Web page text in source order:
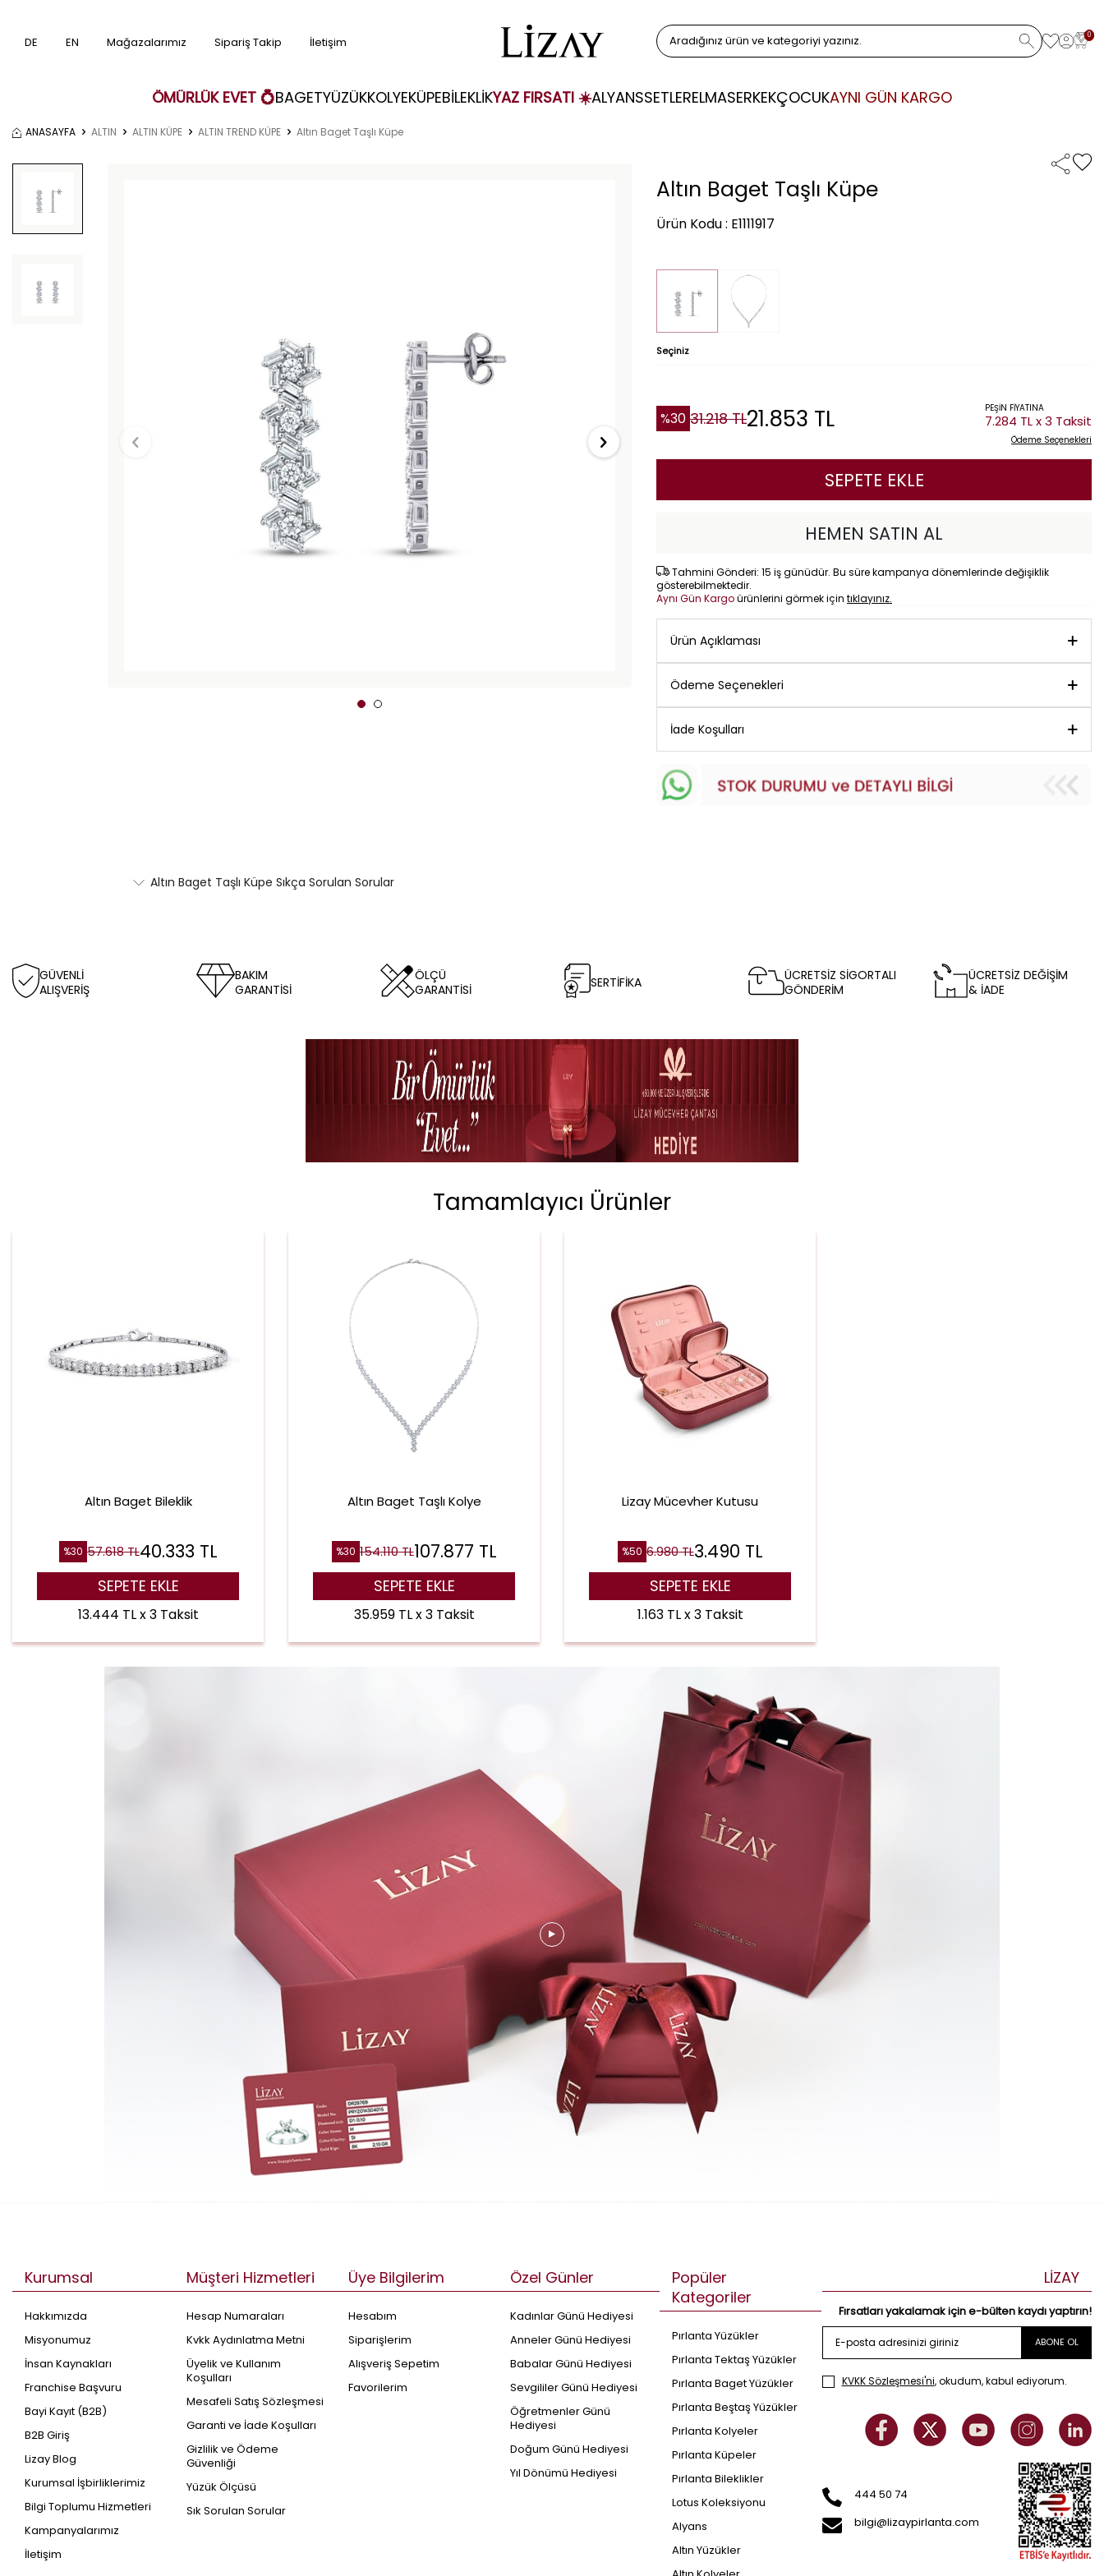
DE EN Mağazalarımız Sipariş Takip İletişim 0
ÖMÜRLÜK EVET 💍BAGETYÜZÜKKOLYEKÜPEBİLEKLİKYAZ FIRSATI ☀️ALYANSSETLERELMASERKEKÇOCUKAYNI GÜN KARGO
ANASAYFA ALTIN ALTIN KÜPE ALTIN TREND KÜPE Altın Baget Taşlı Küpe
Altın Baget Taşlı Küpe
Ürün Kodu : E1111917
Seçiniz
%30 31.218TL21.853 TL PEŞİN FİYATINA
7.284 TL x 3 Taksit
Ödeme Seçenekleri
SEPETE EKLE
HEMEN SATIN AL
Tahmini Gönderi: 15 iş günüdür. Bu süre kampanya dönemlerinde değişiklik
gösterebilmektedir.
Aynı Gün Kargoürünlerini görmek için tıklayınız.
Ürün Açıklaması
Ödeme Seçenekleri
İade Koşulları
Altın Baget Taşlı Küpe Sıkça Sorulan Sorular
GÜVENLİ
ALIŞVERİŞ
BAKIM
GARANTİSİ
ÖLÇÜ
GARANTİSİ
SERTİFİKA
ÜCRETSİZ SİGORTALI
GÖNDERİM
ÜCRETSİZ DEĞİŞİM
& İADE
Tamamlayıcı Ürünler
Altın Baget Bileklik
%30 57.618TL40.333 TL
SEPETE EKLE
13.444 TL x 3 Taksit
Altın Baget Taşlı Kolye
%30 154.110TL107.877 TL
SEPETE EKLE
35.959 TL x 3 Taksit
Lizay Mücevher Kutusu
%50 6.980TL3.490 TL
SEPETE EKLE
1.163 TL x 3 Taksit
Kurumsal
Hakkımızda
Misyonumuz
İnsan Kaynakları
Franchise Başvuru
Bayi Kayıt (B2B)
B2B Giriş
Lizay Blog
Kurumsal İşbirliklerimiz
Bilgi Toplumu Hizmetleri
Kampanyalarımız
İletişim
Müşteri Hizmetleri
Hesap Numaraları
Kvkk Aydınlatma Metni
Üyelik ve Kullanım
Koşulları
Mesafeli Satış Sözleşmesi
Garanti ve İade Koşulları
Gizlilik ve Ödeme
Güvenliği
Yüzük Ölçüsü
Sık Sorulan Sorular
Üye Bilgilerim
Hesabım
Siparişlerim
Alışveriş Sepetim
Favorilerim
Özel Günler
Kadınlar Günü Hediyesi
Anneler Günü Hediyesi
Babalar Günü Hediyesi
Sevgililer Günü Hediyesi
Öğretmenler Günü
Hediyesi
Doğum Günü Hediyesi
Yıl Dönümü Hediyesi
Popüler
Kategoriler
Pırlanta Yüzükler
Pırlanta Tektaş Yüzükler
Pırlanta Baget Yüzükler
Pırlanta Beştaş Yüzükler
Pırlanta Kolyeler
Pırlanta Küpeler
Pırlanta Bileklikler
Lotus Koleksiyonu
Alyans
Altın Yüzükler
LİZAY
Fırsatları yakalamak için e-bülten kaydı yaptırın!
ABONE OL
KVKK Sözleşmesi'ni, okudum, kabul ediyorum.
444 50 74
bilgi@lizaypirlanta.com